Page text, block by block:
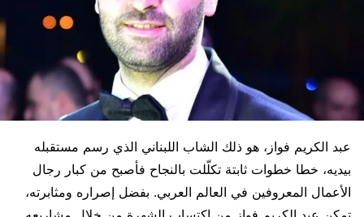
عبد الكريم فواز، هو ذلك الشاب اللبناني الذي رسم مستقبله
بيديه، خطا خطوات ثابتة تكلّلت بالنجاح فأصبح من كبار رجال
الأعمال المعروفين في العالم العربي. بفضل إصراره ومثابرته،